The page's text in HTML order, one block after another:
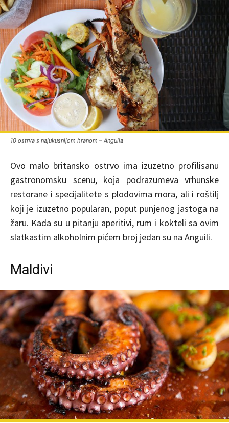
10 ostrva s najukusnijom hranom – Anguila
Ovo malo britansko ostrvo ima izuzetno profilisanu
gastronomsku scenu, koja podrazumeva vrhunske
restorane i specijalitete s plodovima mora, ali i roštilj
koji je izuzetno popularan, poput punjenog jastoga na
žaru. Kada su u pitanju aperitivi, rum i kokteli sa ovim
slatkastim alkoholnim pićem broj jedan su na Anguili.
Maldivi